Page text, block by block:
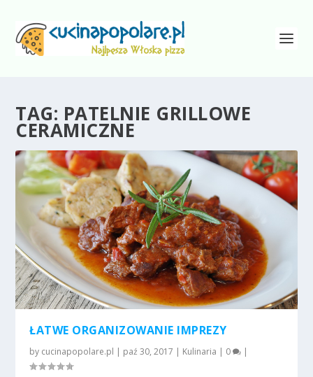
TAG: PATELNIE GRILLOWE
CERAMICZNE
ŁATWE ORGANIZOWANIE IMPREZY
by cucinapopolare.pl | paź 30, 2017 | Kulinaria | 0 |